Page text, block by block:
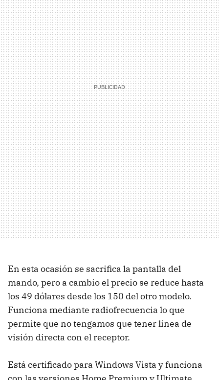
En esta ocasión se sacrifica la pantalla del
mando, pero a cambio el precio se reduce hasta
los 49 dólares desde los 150 del otro modelo.
Funciona mediante radiofrecuencia lo que
permite que no tengamos que tener linea de
visión directa con el receptor.
Está certificado para Windows Vista y funciona